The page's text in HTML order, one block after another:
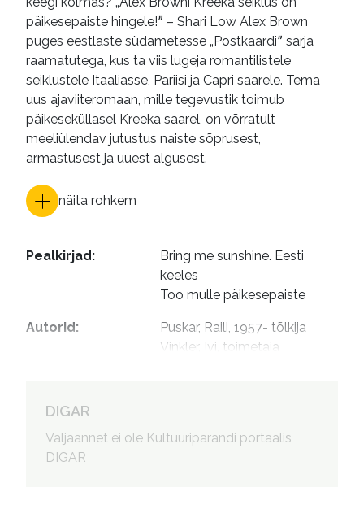
päikesepaiste hingele!ˮ – Shari Low Alex Brown
puges eestlaste südametesse „Postkaardiˮ sarja
raamatutega, kus ta viis lugeja romantilistele
seiklustele Itaaliasse, Pariisi ja Capri saarele. Tema
uus ajaviiteromaan, mille tegevustik toimub
päikeseküllasel Kreeka saarel, on võrratult
meeliülendav jutustus naiste sõprusest,
armastusest ja uuest algusest.
näita rohkem
Pealkirjad:
Bring me sunshine. Eesti
keeles
Too mulle päikesepaiste
Autorid:
Puskar, Raili, 1957- tõlkija
Vinkler, Ivi, toimetaja
DIGAR
Väljaannet ei ole Kultuuripärandi portaalis
DIGAR